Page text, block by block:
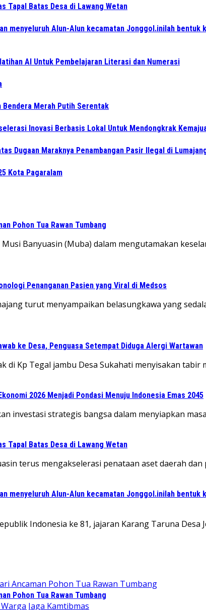
Tapal Batas Desa di Lawang Wetan
menyeluruh Alun-Alun kecamatan Jonggol.inilah
AI Untuk Pembelajaran Literasi dan Numerasi
Bendera Merah Putih Serentak
Inovasi Berbasis Lokal Untuk Mendongkrak
Dugaan Maraknya Penambangan Pasir Ilegal di
Kota Pagaralam
Pohon Tua Rawan Tumbang
Banyuasin (Muba) dalam mengutamakan
Penanganan Pasien yang Viral di Medsos
turut menyampaikan belasungkawa yang
ke Desa, Penguasa Setempat Diduga Alergi Wartawan
di Kp Tegal jambu Desa Sukahati menyisakan tabir
2026 Menjadi Pondasi Menuju Indonesia Emas 2045
investasi strategis bangsa dalam menyiapkan
Tapal Batas Desa di Lawang Wetan
terus mengakselerasi penataan aset daerah
menyeluruh Alun-Alun kecamatan Jonggol.inilah
Indonesia ke 81, jajaran Karang Taruna
Pohon Tua Rawan Tumbang